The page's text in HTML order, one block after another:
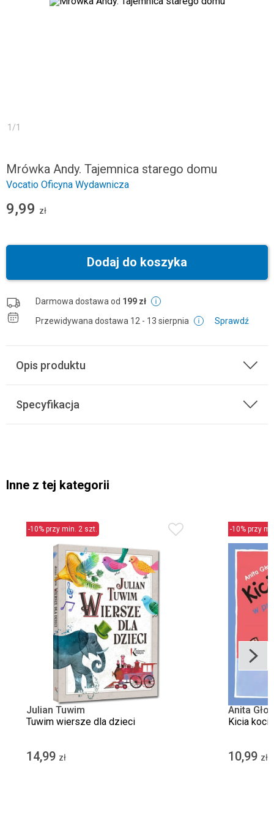
1 /1
Mrówka Andy. Tajemnica starego domu
Vocatio Oficyna Wydawnicza
9,99 zł
Dodaj do koszyka
Darmowa dostawa od 199 zł
Przewidywana dostawa 12 - 13 sierpnia Sprawdź
Opis produktu
Specyfikacja
Inne z tej kategorii
-10% przy min. 2 szt.
Julian Tuwim
Tuwim wiersze dla dzieci
14,99 zł
-10% przy
Anita
Kicia
10,99 zł